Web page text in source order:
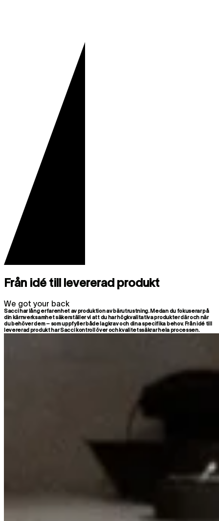
Från idé till levererad produkt
We got your back
Sacci har lång erfarenhet av produktion av bärutrustning. Medan du fokuserar på
din kärnverksamhet säkerställer vi att du har högkvalitativa produkter där och när
du behöver dem – som uppfyller både lagkrav och dina specifika behov. Från idé till
levererad produkt har Sacci kontroll över och kvalitetssäkrar hela processen.